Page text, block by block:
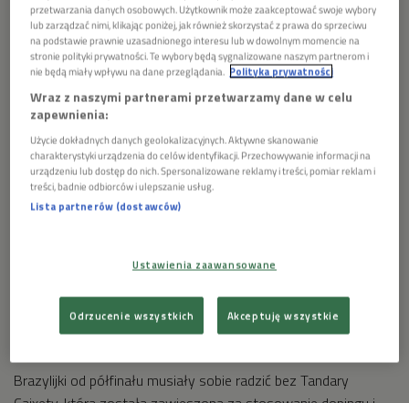
Amerykanki wcześniej trzykrotnie grały w finale, ale wszystkie
przegrały: z Chinami w Los Angeles (1984) i dwukrotnie z
Brazylią w Pekinie (2008) i Londynie (2012). W Rio de Janeiro
stanęły na najniższym stopniu podium.
Brazylijki od półfinału musiały sobie radzić bez Tandary
przetwarzania danych osobowych. Użytkownik może zaakceptować swoje wybory
lub zarządzać nimi, klikając poniżej, jak również skorzystać z prawa do sprzeciwu
na podstawie prawnie uzasadnionego interesu lub w dowolnym momencie na
stronie polityki prywatności. Te wybory będą sygnalizowane naszym partnerom i
nie będą miały wpływu na dane przeglądania. Polityka prywatności
Wraz z naszymi partnerami przetwarzamy dane w celu
zapewnienia:
Użycie dokładnych danych geolokalizacyjnych. Aktywne skanowanie
charakterystyki urządzenia do celów identyfikacji. Przechowywanie informacji na
urządzeniu lub dostęp do nich. Spersonalizowane reklamy i treści, pomiar reklam i
treści, badnie odbiorców i ulepszanie usług.
Lista partnerów (dostawców)
Ustawienia zaawansowane
Odrzucenie wszystkich Akceptuję wszystkie